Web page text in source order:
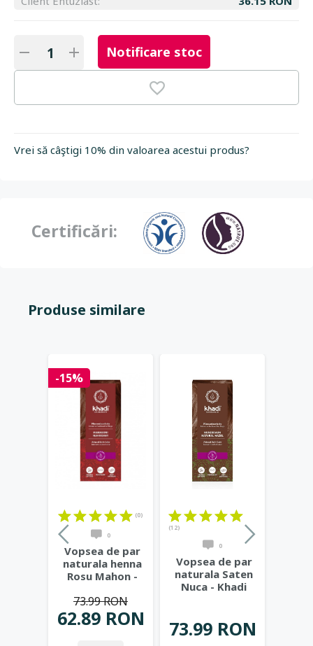
Notificare stoc
Vrei să câştigi 10% din valoarea acestui produs?
Certificări:
Produse similare
-15%
(0)
0
Vopsea de par
naturala henna
Rosu Mahon -
62.89 RON
73.99 RON
(12)
0
Vopsea de par
naturala Saten
Nuca - Khadi
73.99 RON